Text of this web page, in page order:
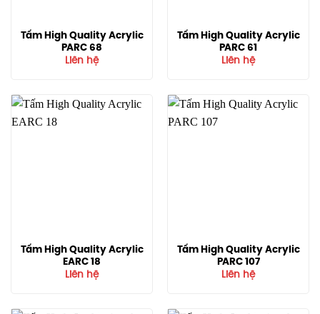
Tấm High Quality Acrylic
PARC 68
Liên hệ
Tấm High Quality Acrylic
PARC 61
Liên hệ
Tấm High Quality Acrylic
EARC 18
Liên hệ
Tấm High Quality Acrylic
PARC 107
Liên hệ